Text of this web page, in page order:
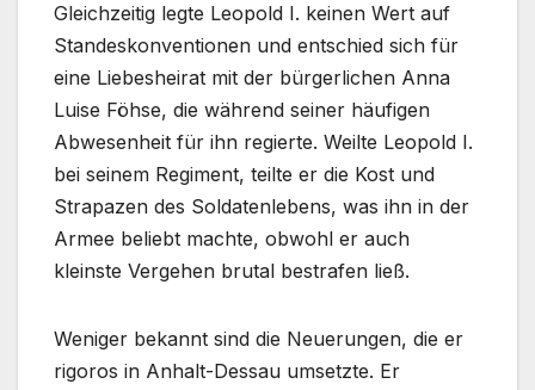
Gleichzeitig legte Leopold I. keinen Wert auf
Standeskonventionen und entschied sich für
eine Liebesheirat mit der bürgerlichen Anna
Luise Föhse, die während seiner häufigen
Abwesenheit für ihn regierte. Weilte Leopold I.
bei seinem Regiment, teilte er die Kost und
Strapazen des Soldatenlebens, was ihn in der
Armee beliebt machte, obwohl er auch
kleinste Vergehen brutal bestrafen ließ.
Weniger bekannt sind die Neuerungen, die er
rigoros in Anhalt-Dessau umsetzte. Er